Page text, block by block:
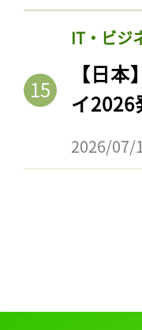
IT・ビジ
【日
イ
2026/07/